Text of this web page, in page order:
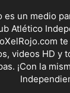
es un medio
Atlético
videos HD y
¡Con la